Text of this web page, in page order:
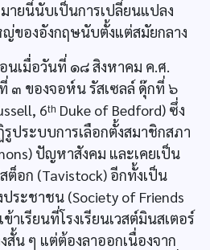
ายนี่นับเป็นการเปลี่ยนแปลง
ญ่ของอังกฤษนับตั้งแต่สมัยกลาง
นเมื่อวันที่ ๑๘ สิงหาคม ค.ศ.
๓ ของจอห์น รัสเซลล์ ดุ๊กที่ ๖
6ᵗʰ Duke of Bedford) ซึ่ง
ประบบการเลือกตั้งสมาชิกสภา
ปัญหาสังคม และเคยเป็น
ต็อก (Tavistock) อีกทั้งเป็น
ระชาชน (Society of Friends
าเรียนที่โรงเรียนเวสต์มินสเตอร์
สั้น ๆ แต่ต้องลาออกเนื่องจาก